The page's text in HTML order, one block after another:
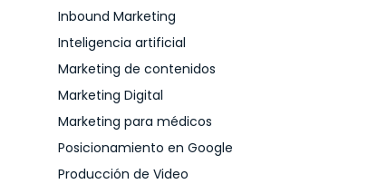
Inbound Marketing
Inteligencia artificial
Marketing de contenidos
Marketing Digital
Marketing para médicos
Posicionamiento en Google
Producción de Video